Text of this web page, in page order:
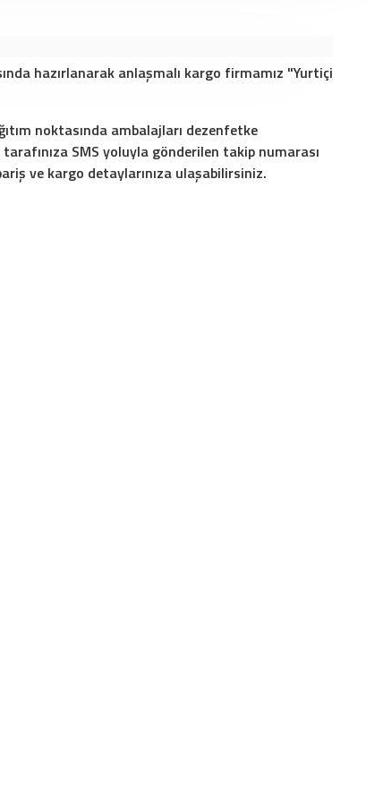
hazırlanarak anlaşmalı kargo firmamız "Yurtiçi
noktasında ambalajları dezenfetke
SMS yoluyla gönderilen takip numarası
ve kargo detaylarınıza ulaşabilirsiniz.